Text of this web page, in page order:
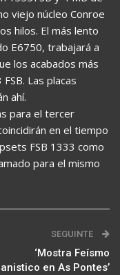
viejo núcleo Conroe
hilos. El más lento
E6750, trabajará a
los acabados más
Las placas
ahí.
para el tercer
en el tiempo
FSB 1333 como
para el mismo
SEGUINTE
‘Mostra Feísmo
en As Pontes’